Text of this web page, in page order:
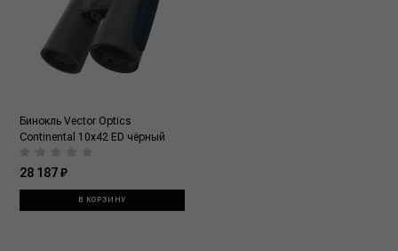
Бинокль Vector Optics
Continental 10x42 ED чёрный
28 187 ₽
В КОРЗИНУ